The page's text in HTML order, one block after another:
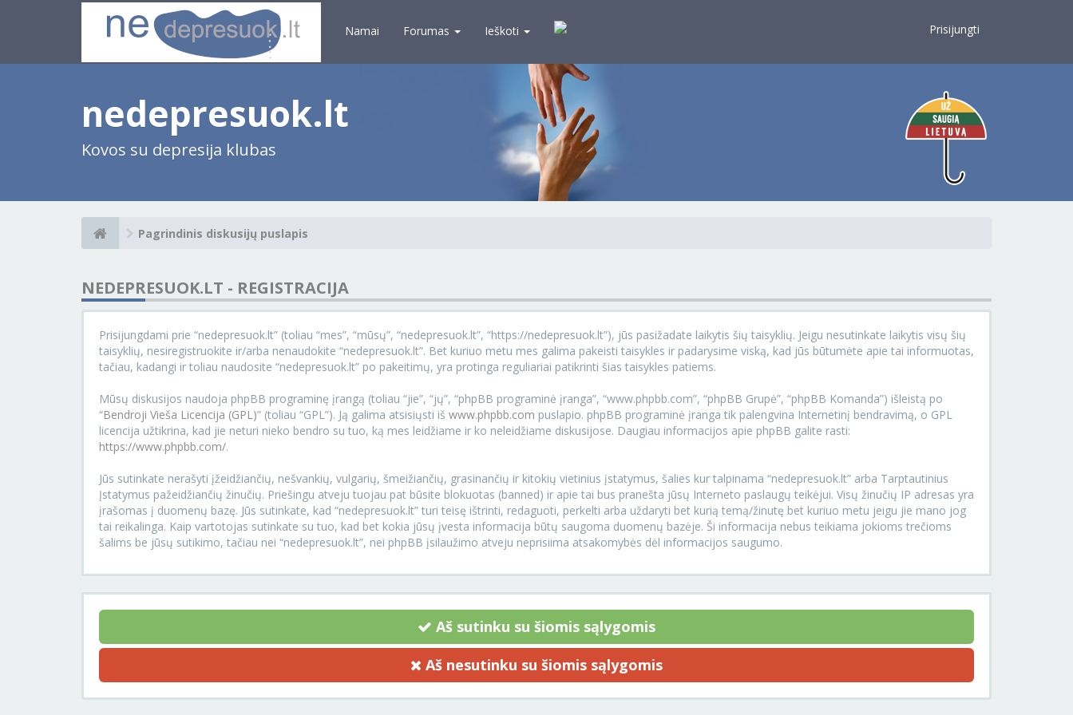
Namai Forumas Ieškoti Prisijungti
nedepresuok.lt
Kovos su depresija klubas
Pagrindinis diskusijų puslapis
NEDEPRESUOK.LT - REGISTRACIJA
Prisijungdami prie “nedepresuok.lt” (toliau “mes”, “mūsų”, “nedepresuok.lt”, “https://nedepresuok.lt”), jūs pasižadate laikytis šių taisyklių. Jeigu nesutinkate laikytis visų šių
taisyklių, nesiregistruokite ir/arba nenaudokite “nedepresuok.lt”. Bet kuriuo metu mes galima pakeisti taisykles ir padarysime viską, kad jūs būtumėte apie tai informuotas,
tačiau, kadangi ir toliau naudosite “nedepresuok.lt” po pakeitimų, yra protinga reguliariai patikrinti šias taisykles patiems.
Mūsų diskusijos naudoja phpBB programinę įrangą (toliau “jie”, “jų”, “phpBB programinė įranga”, “www.phpbb.com”, “phpBB Grupė”, “phpBB Komanda”) išleistą po
“Bendroji Vieša Licencija (GPL)” (toliau “GPL”). Ją galima atsisiųsti iš www.phpbb.com puslapio. phpBB programinė įranga tik palengvina Internetinį bendravimą, o GPL
licencija užtikrina, kad jie neturi nieko bendro su tuo, ką mes leidžiame ir ko neleidžiame diskusijose. Daugiau informacijos apie phpBB galite rasti:
https://www.phpbb.com/.
Jūs sutinkate nerašyti įžeidžiančių, nešvankių, vulgarių, šmeižiančių, grasinančių ir kitokių vietinius įstatymus, šalies kur talpinama “nedepresuok.lt” arba Tarptautinius
Įstatymus pažeidžiančių žinučių. Priešingu atveju tuojau pat būsite blokuotas (banned) ir apie tai bus pranešta jūsų Interneto paslaugų teikėjui. Visų žinučių IP adresas yra
įrašomas į duomenų bazę. Jūs sutinkate, kad “nedepresuok.lt” turi teisę ištrinti, redaguoti, perkelti arba uždaryti bet kurią temą/žinutę bet kuriuo metu jeigu jie mano jog
tai reikalinga. Kaip vartotojas sutinkate su tuo, kad bet kokia jūsų įvesta informacija būtų saugoma duomenų bazėje. Ši informacija nebus teikiama jokioms trečioms
šalims be jūsų sutikimo, tačiau nei “nedepresuok.lt”, nei phpBB įsilaužimo atveju neprisiima atsakomybės dėl informacijos saugumo.
Aš sutinku su šiomis sąlygomis
Aš nesutinku su šiomis sąlygomis